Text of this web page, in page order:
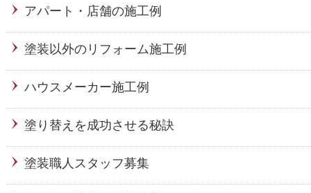
アパート・店舗の施工例
塗装以外のリフォーム施工例
ハウスメーカー施工例
塗り替えを成功させる秘訣
塗装職人スタッフ募集